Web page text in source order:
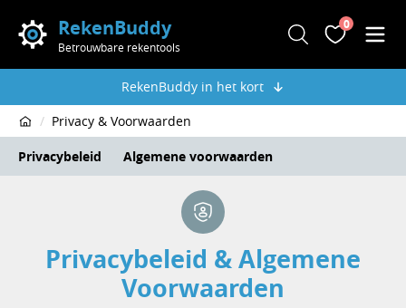
RekenBuddy
Betrouwbare rekentools Zoeken
0
RekenBuddy in het kort
Home Privacy & Voorwaarden
Privacybeleid Algemene voorwaarden
Privacybeleid & Algemene
Voorwaarden